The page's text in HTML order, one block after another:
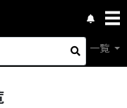
一覧